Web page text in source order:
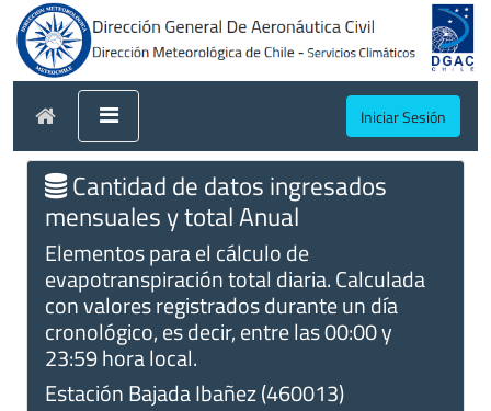
Iniciar Sesión
Cantidad de datos ingresados
mensuales y total Anual
Elementos para el cálculo de
evapotranspiración total diaria. Calculada
con valores registrados durante un día
cronológico, es decir, entre las 00:00 y
23:59 hora local.
Estación Bajada Ibañez (460013)